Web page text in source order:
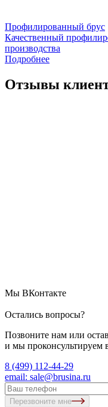
Профилированный брус
Качественный
производства
Подробнее
Отзывы
Мы ВКонтакте
Остались вопросы?
Позвоните нам или
и мы проконсультируем
8 (499) 112-44-29
email: sale@brusina.ru
Перезвоните мне